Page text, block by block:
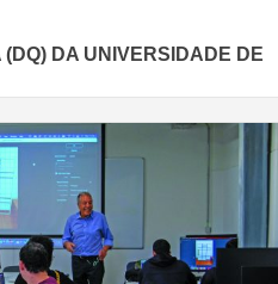
DA UNIVERSIDADE DE